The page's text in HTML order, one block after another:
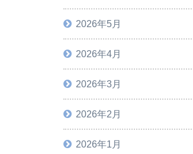
2026年5月
2026年4月
2026年3月
2026年2月
2026年1月